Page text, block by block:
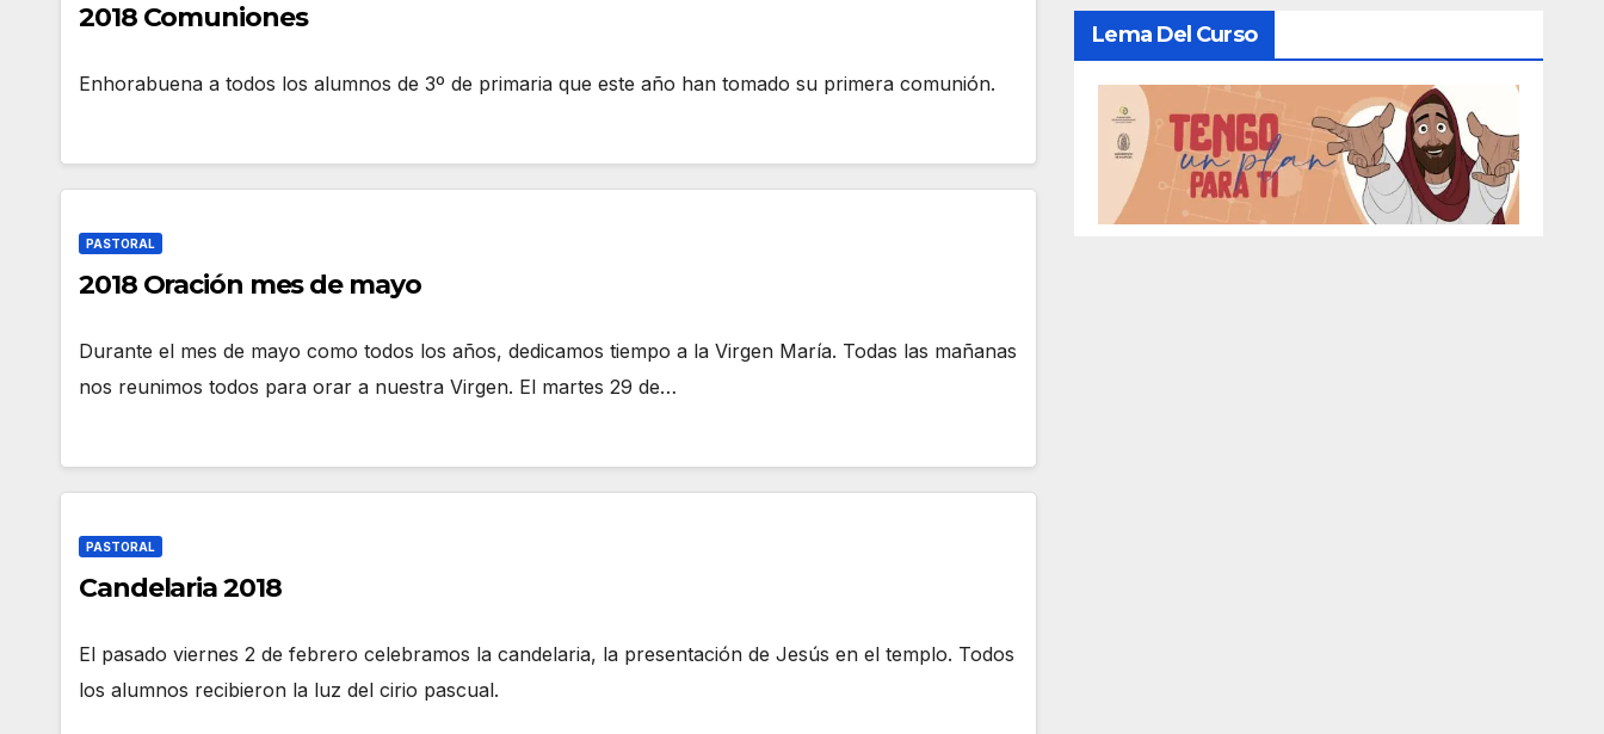
2018 Comuniones
Enhorabuena a todos los alumnos de 3º de primaria que este año han tomado su primera comunión.
PASTORAL
2018 Oración mes de mayo
Durante el mes de mayo como todos los años, dedicamos tiempo a la Virgen María. Todas las mañanas
nos reunimos todos para orar a nuestra Virgen. El martes 29 de…
PASTORAL
Candelaria 2018
El pasado viernes 2 de febrero celebramos la candelaria, la presentación de Jesús en el templo. Todos
los alumnos recibieron la luz del cirio pascual.
Lema Del Curso